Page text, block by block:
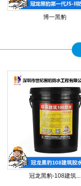
博一黑豹
冠龙黑豹-108建筑...